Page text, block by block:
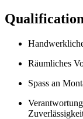
Räumliches
Spass an